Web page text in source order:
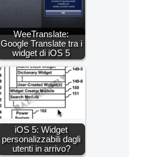
WeeTranslate:
Google Translate tra i
widget di iOS 5
iOS 5: Widget
personalizzabili dagli
utenti in arrivo?